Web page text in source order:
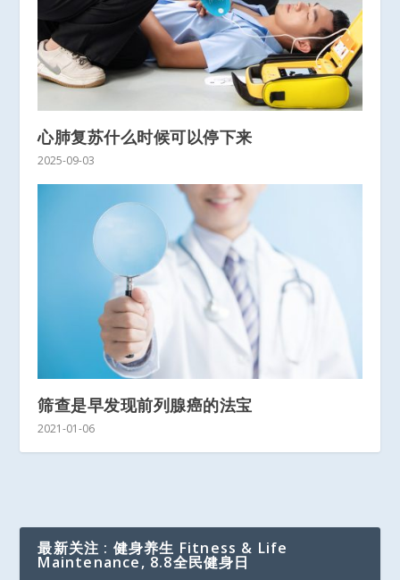
心肺复苏什么时候可以停下来
2025-09-03
筛查是早发现前列腺癌的法宝
2021-01-06
最新关注 : 健身养生 Fitness & Life
Maintenance, 8.8全民健身日